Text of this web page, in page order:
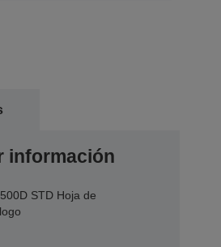
información
STD Hoja de